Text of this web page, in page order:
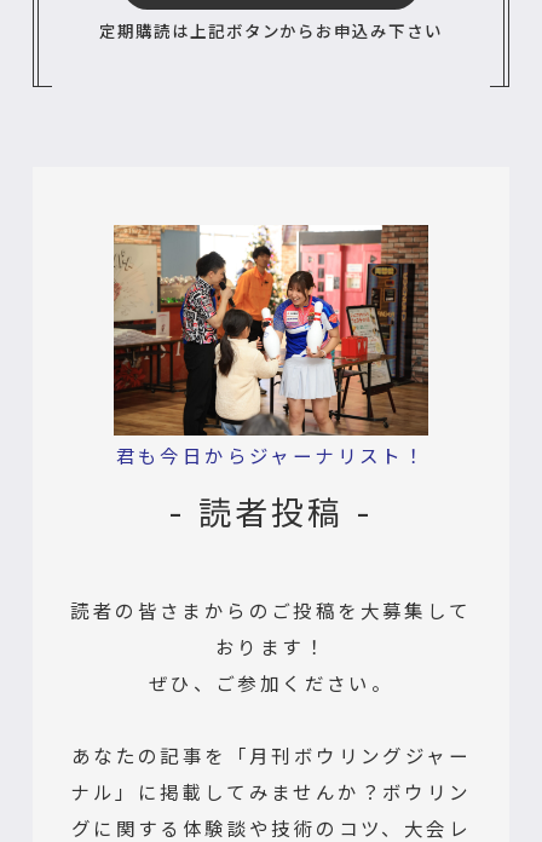
定期購読は上記ボタンからお申込み下さい
君も今日からジャーナリスト！
- 読者投稿 -
読者の皆さまからのご投稿を大募集して
おります！
ぜひ、ご参加ください。
あなたの記事を「月刊ボウリングジャー
ナル」に掲載してみませんか？ボウリン
グに関する体験談や技術のコツ、大会レ